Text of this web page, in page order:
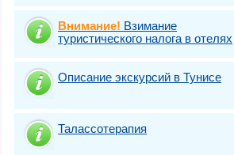
Внимание! Взимание
туристического налога в отелях
Описание экскурсий в Тунисе
Талассотерапия